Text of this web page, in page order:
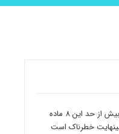
مصرف بیش از حد این 8 ماده
خطرناک است